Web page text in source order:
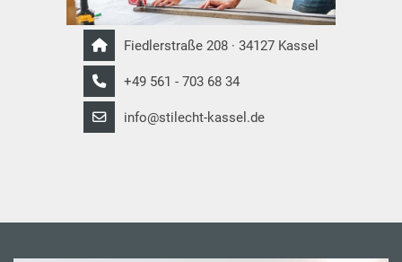
Fiedlerstraße 208 · 34127 Kassel
+49 561 - 703 68 34
info@stilecht-kassel.de